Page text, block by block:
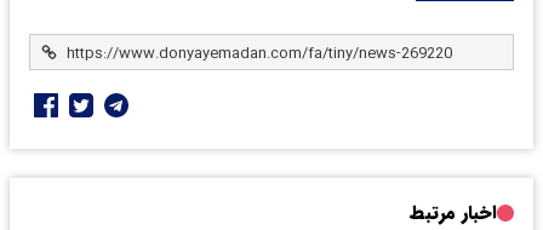
اخبار مرتبط